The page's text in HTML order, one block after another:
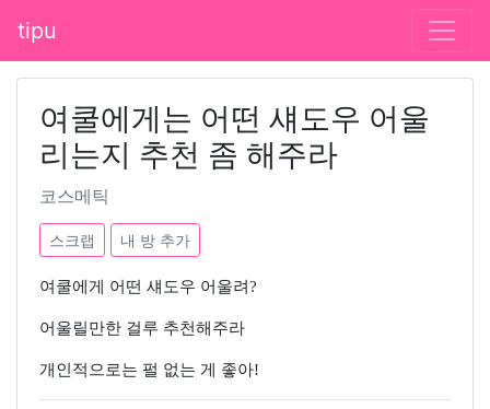
tipu
여쿨에게는 어떤 섀도우 어울
리는지 추천 좀 해주라
코스메틱
스크랩 내 방 추가
여쿨에게 어떤 섀도우 어울려?
어울릴만한 걸루 추천해주라
개인적으로는 펄 없는 게 좋아!